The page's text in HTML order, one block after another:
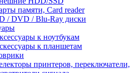
памяти, Card reader
/ DVD / Blu-Ray диски
к ноутбукам
к планшетам
принтеров, переключатели,